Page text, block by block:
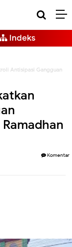
Indeks
Antisipasi Gangguan
Komentar